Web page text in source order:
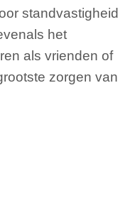
standvastigheid
het
als vrienden of
zorgen van